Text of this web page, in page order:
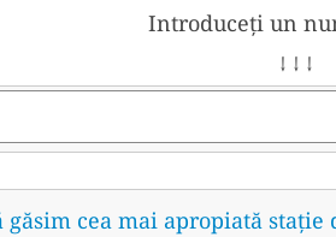
Introduceți un
↓ ↓ ↓
găsim cea mai apropiată